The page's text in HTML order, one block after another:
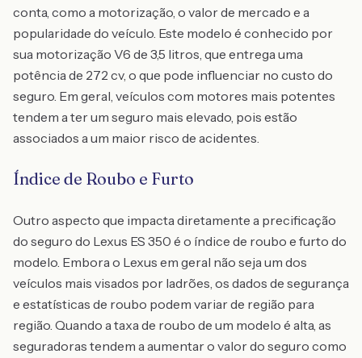
conta, como a motorização, o valor de mercado e a
popularidade do veículo. Este modelo é conhecido por
sua motorização V6 de 3,5 litros, que entrega uma
potência de 272 cv, o que pode influenciar no custo do
seguro. Em geral, veículos com motores mais potentes
tendem a ter um seguro mais elevado, pois estão
associados a um maior risco de acidentes.
Índice de Roubo e Furto
Outro aspecto que impacta diretamente a precificação
do seguro do Lexus ES 350 é o índice de roubo e furto do
modelo. Embora o Lexus em geral não seja um dos
veículos mais visados por ladrões, os dados de segurança
e estatísticas de roubo podem variar de região para
região. Quando a taxa de roubo de um modelo é alta, as
seguradoras tendem a aumentar o valor do seguro como